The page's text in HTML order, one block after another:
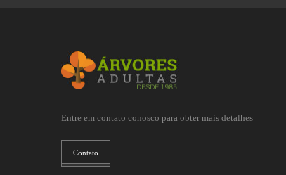
Entre em contato conosco para obter mais detalhes
Contato